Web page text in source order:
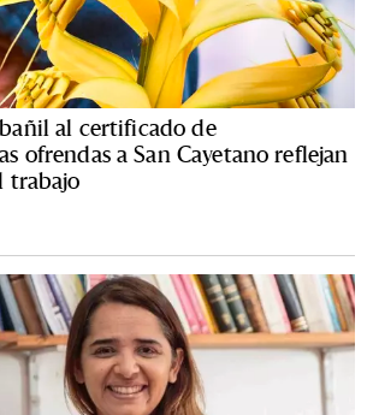
al certificado de
ofrendas a San Cayetano reflejan
trabajo